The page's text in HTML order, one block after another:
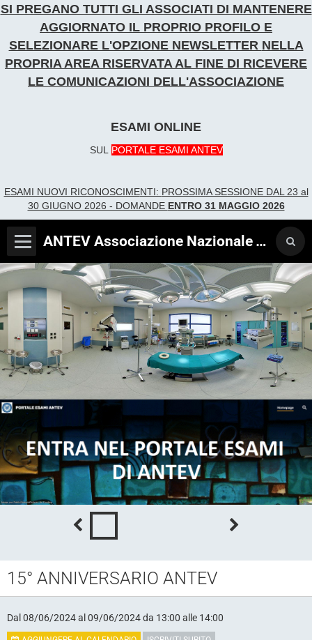
SI PREGANO TUTTI GLI ASSOCIATI DI MANTENERE
AGGIORNATO IL PROPRIO PROFILO E
SELEZIONARE L'OPZIONE NEWSLETTER NELLA
PROPRIA AREA RISERVATA AL FINE DI RICEVERE
LE COMUNICAZIONI DELL'ASSOCIAZIONE
ESAMI ONLINE
SUL PORTALE ESAMI ANTEV
ESAMI NUOVI RICONOSCIMENTI: PROSSIMA SESSIONE DAL 23 al
30 GIUGNO 2026 - DOMANDE ENTRO 31 MAGGIO 2026
ANTEV Associazione Nazionale Tecnici Verificatori
15° ANNIVERSARIO ANTEV
Dal 08/06/2024al 09/06/2024da 13:00 alle 14:00